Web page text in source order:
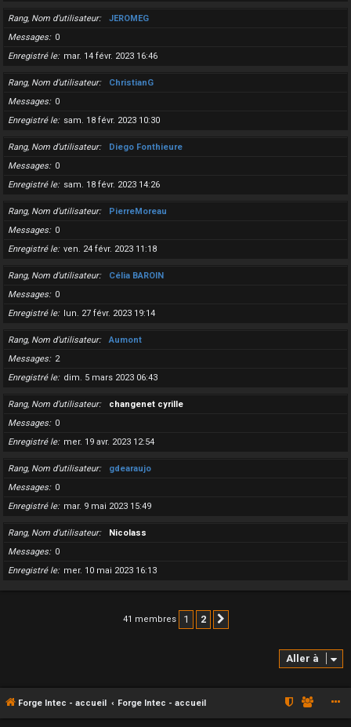
Rang, Nom d’utilisateur
JEROMEG
Messages
0
Enregistré le
mar. 14 févr. 2023 16:46
Rang, Nom d’utilisateur
ChristianG
Messages
0
Enregistré le
sam. 18 févr. 2023 10:30
Rang, Nom d’utilisateur
Diego Fonthieure
Messages
0
Enregistré le
sam. 18 févr. 2023 14:26
Rang, Nom d’utilisateur
PierreMoreau
Messages
0
Enregistré le
ven. 24 févr. 2023 11:18
Rang, Nom d’utilisateur
Célia BAROIN
Messages
0
Enregistré le
lun. 27 févr. 2023 19:14
Rang, Nom d’utilisateur
Aumont
Messages
2
Enregistré le
dim. 5 mars 2023 06:43
Rang, Nom d’utilisateur
changenet cyrille
Messages
0
Enregistré le
mer. 19 avr. 2023 12:54
Rang, Nom d’utilisateur
gdearaujo
Messages
0
Enregistré le
mar. 9 mai 2023 15:49
Rang, Nom d’utilisateur
Nicolass
Messages
0
Enregistré le
mer. 10 mai 2023 16:13
41 membres 1 2
Aller à
Forge Intec - accueil Forge Intec - accueil